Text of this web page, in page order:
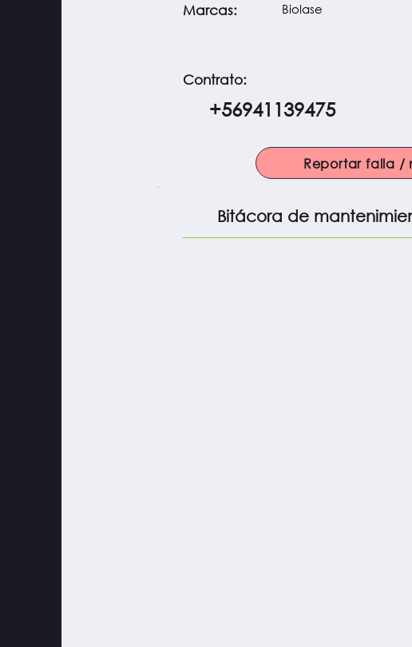
Marcas: Biolase
Contrato:
+56941139475
Reportar falla /
Bitácora de